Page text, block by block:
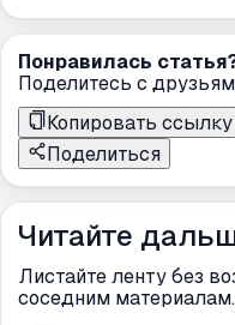
Понравилась
Поделитесь с
Копировать ссылку
Поделиться
Читайте
Листайте ленту без
соседним материалам.